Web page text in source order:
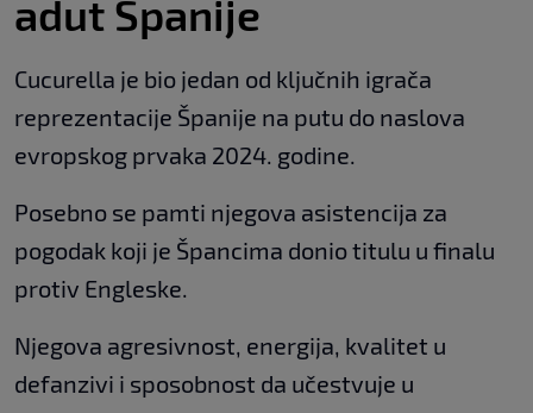
adut Španije
Cucurella je bio jedan od ključnih igrača
reprezentacije Španije na putu do naslova
evropskog prvaka 2024. godine.
Posebno se pamti njegova asistencija za
pogodak koji je Špancima donio titulu u finalu
protiv Engleske.
Njegova agresivnost, energija, kvalitet u
defanzivi i sposobnost da učestvuje u